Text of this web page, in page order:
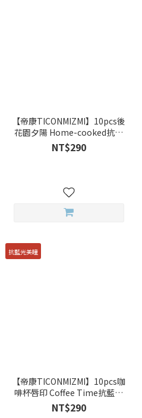
【帝康TICONMIZMI】10pcs後
花園夕陽 Home-cooked抗藍
光彩色日拋
NT$290
抗藍光美瞳
【帝康TICONMIZMI】10pcs咖
啡杯唇印 Coffee Time抗藍光
彩色日拋
NT$290